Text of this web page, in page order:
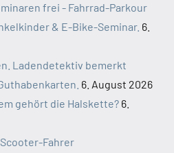
frei - Fahrrad-Parkour
& E-Bike-Seminar. 6.
Ladendetektiv bemerkt
6. August 2026
gehört die Halskette? 6.
Fahrer